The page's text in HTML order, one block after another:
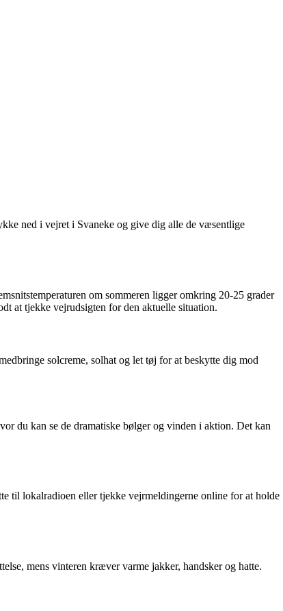
ned i vejret i Svaneke og give dig alle de væsentlige
om sommeren ligger omkring 20-25 grader
at tjekke vejrudsigten for den aktuelle situation.
solcreme, solhat og let tøj for at beskytte dig mod
du kan se de dramatiske bølger og vinden i aktion. Det kan
til lokalradioen eller tjekke vejrmeldingerne online for at holde
mens vinteren kræver varme jakker, handsker og hatte.